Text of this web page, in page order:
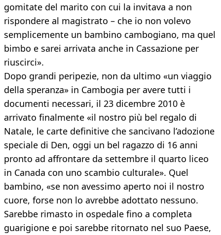
gomitate del marito con cui la invitava a non
rispondere al magistrato – che io non volevo
semplicemente un bambino cambogiano, ma quel
bimbo e sarei arrivata anche in Cassazione per
riuscirci».
Dopo grandi peripezie, non da ultimo «un viaggio
della speranza» in Cambogia per avere tutti i
documenti necessari, il 23 dicembre 2010 è
arrivato finalmente «il nostro più bel regalo di
Natale, le carte definitive che sancivano l’adozione
speciale di Den, oggi un bel ragazzo di 16 anni
pronto ad affrontare da settembre il quarto liceo
in Canada con uno scambio culturale». Quel
bambino, «se non avessimo aperto noi il nostro
cuore, forse non lo avrebbe adottato nessuno.
Sarebbe rimasto in ospedale fino a completa
guarigione e poi sarebbe ritornato nel suo Paese,